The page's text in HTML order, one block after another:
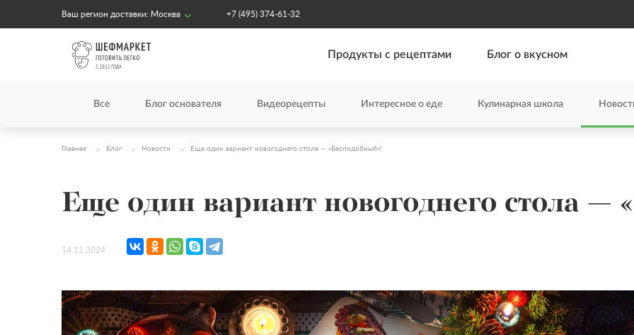
Ваш регион доставки: Москва +7 (495) 374-61-32
Продукты с рецептами Блог о вкусном
Все Блог основателя Видеорецепты Интересное о еде Кулинарная школа
Главная Блог Новости Еще один вариант новогоднего стола — «Бесподобный»!
Еще один вариант новогоднего стола —
14.11.2024